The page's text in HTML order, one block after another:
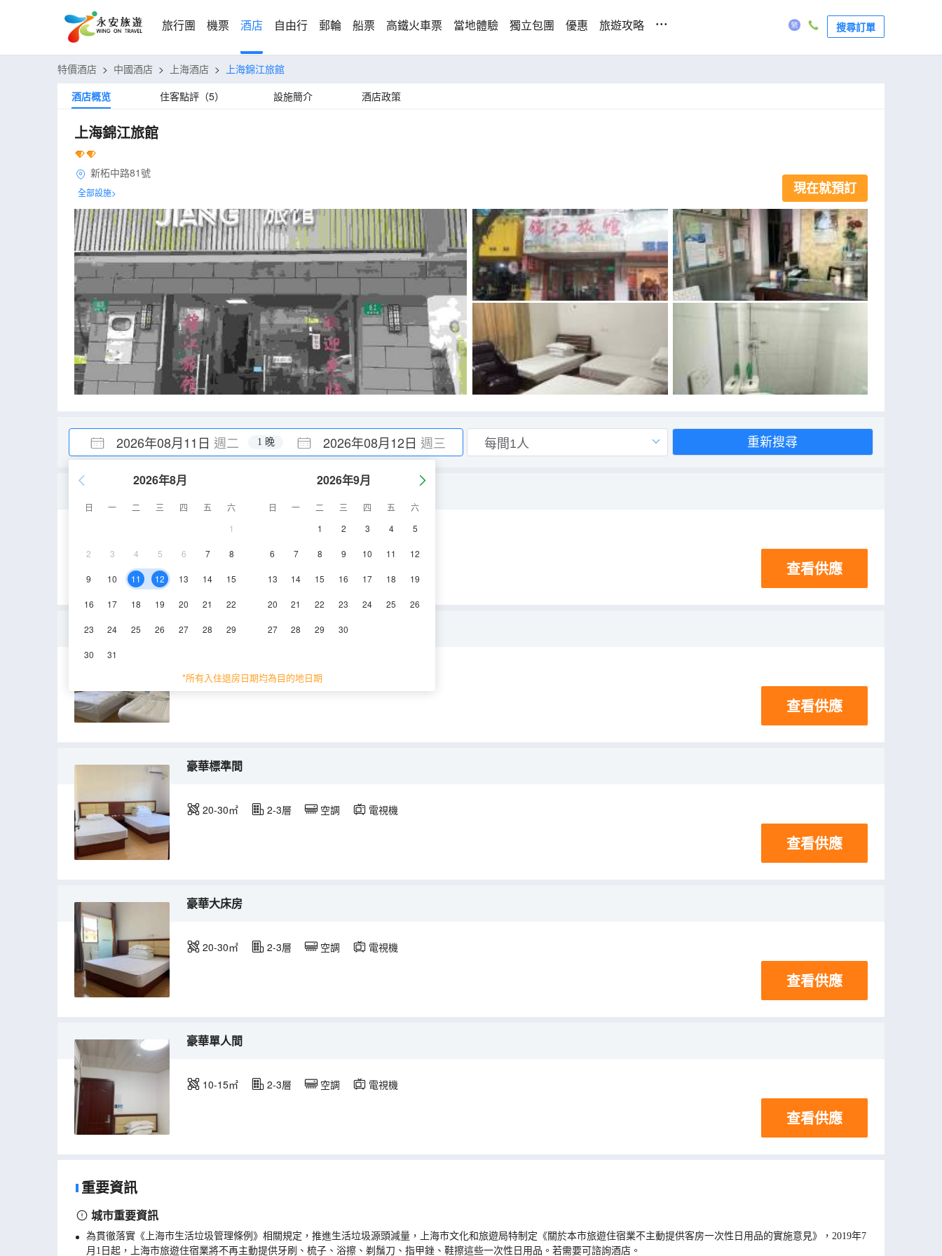
旅行團 機票 酒店 自由行 郵輪 船票 高鐵火車票 當地體驗 獨立包團 優惠 旅遊攻略 ... 搜尋訂單
特價酒店 > 中國酒店 > 上海酒店 >
上海錦江旅館
酒店概览
住客點評（5） 設施簡介 酒店政策
上海錦江旅館
新柘中路81號
全部設施> 現在就預訂
2026年08月11日 週二 2026年08月12日 週三
1 晚
2026年8月
日 一 二 三 四 五
六
1
2 3 4 5 6 7 8
9 10 11 12 13 14 15
16 17 18 19 20 21 22
23 24 25 26 27 28 29
30 31
2026年9月
日 一 二 三 四 五
六
1
2 3 4 5
6 7 8 9 10 11 12
13 14 15 16 17 18 19
20 21 22 23 24 25 26
27 28 29 30
*所有入住退房日期均為目的地日期
重新搜尋
空調 電視機
查看供應
豪華親子房
20-30㎡ 2-3層 空調
查看供應
豪華標準間
20-30㎡ 2-3層 空調 電視機
查看供應
豪華大床房
20-30㎡ 2-3層 空調 電視機
查看供應
豪華單人間
10-15㎡ 2-3層 空調 電視機
查看供應
重要資訊
城市重要資訊
為貫徹落實《上海市生活垃圾管理條例》相關規定，推進生活垃圾源頭減量，上海市文化和旅遊局特制定《關於本市旅遊住宿業不主動提供客房一次性日用品的實施意見》，2019年7
月1日起，上海市旅遊住宿業將不再主動提供牙刷、梳子、浴擦、剃鬚刀、指甲銼、鞋擦這些一次性日用品。若需要可諮詢酒店。